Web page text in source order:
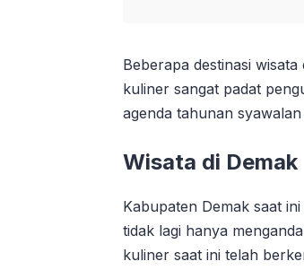
Beberapa destinasi
kuliner sangat padat
agenda tahunan
Wisata di Demak
Kabupaten Demak saat
tidak lagi hanya
kuliner saat ini telah